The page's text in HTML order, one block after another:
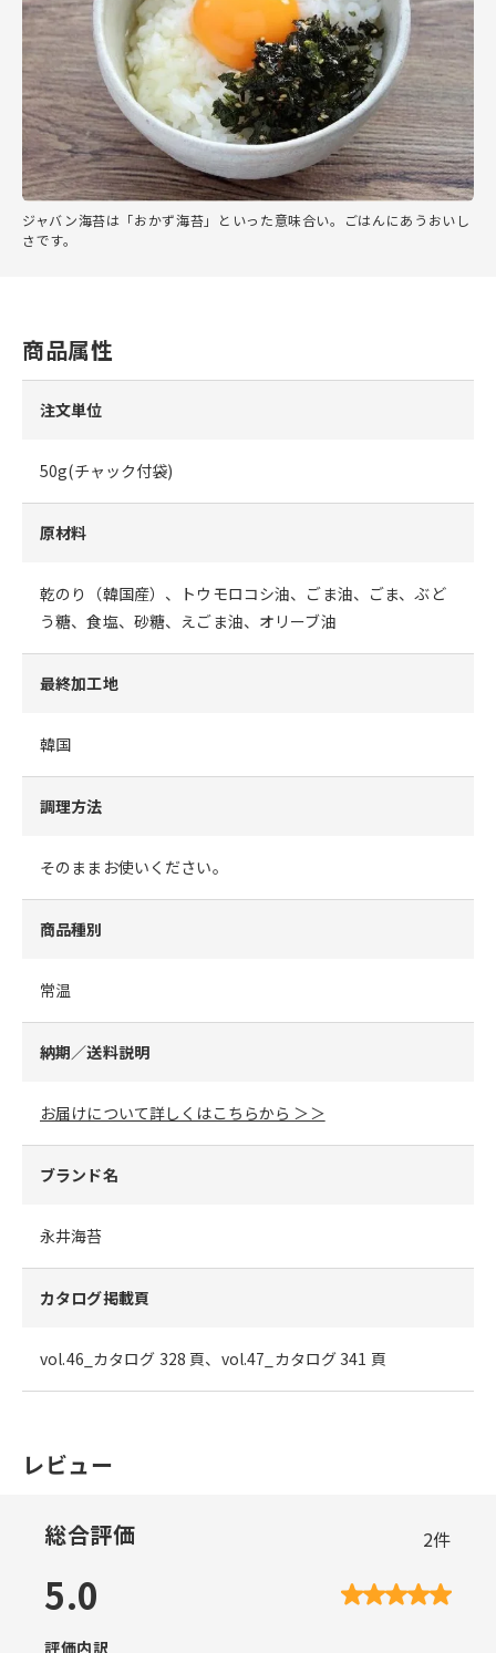
ジャバン海苔は「おかず海苔」といった意味合い。ごはんにあうおいし
さです。
商品属性
注文単位
50g(チャック付袋)
原材料
乾のり（韓国産）、トウモロコシ油、ごま油、ごま、ぶど
う糖、食塩、砂糖、えごま油、オリーブ油
最終加工地
韓国
調理方法
そのままお使いください。
商品種別
常温
納期／送料説明
お届けについて詳しくはこちらから ＞＞
ブランド名
永井海苔
カタログ掲載頁
vol.46_カタログ 328 頁、vol.47_カタログ 341 頁
レビュー
総合評価 2件
5.0
評価内訳